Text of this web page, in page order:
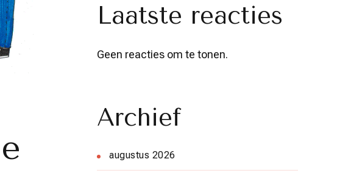
Laatste reacties
Geen reacties om te tonen.
Archief
augustus 2026